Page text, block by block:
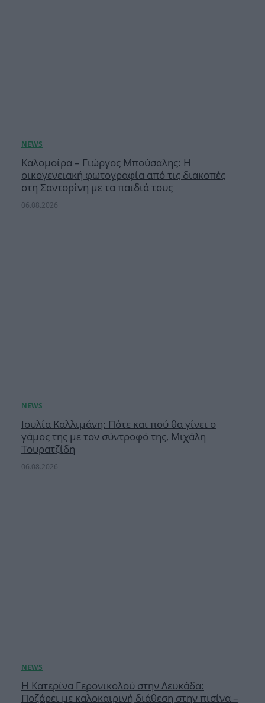
Καλομοίρα – Γιώργος Μπούσαλης: Η
οικογενειακή φωτογραφία από τις διακοπές
στη Σαντορίνη με τα παιδιά τους
06.08.2026
Ιουλία Καλλιμάνη: Πότε και πού θα γίνει ο
γάμος της με τον σύντροφό της, Μιχάλη
Τουρατζίδη
06.08.2026
Η Κατερίνα Γερονικολού στην Λευκάδα:
Ποζάρει με καλοκαιρινή διάθεση στην πισίνα –